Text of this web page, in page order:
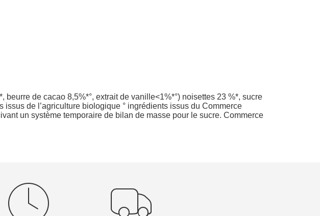
de cacao 8,5%*°, extrait de vanille<1%*°) noisettes 23 %*, sucre
de l’agriculture biologique ° ingrédients issus du Commerce
un système temporaire de bilan de masse pour le sucre. Commerce